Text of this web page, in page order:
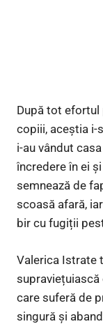
După tot efortul
copiii, aceștia i-
i-au vândut
încredere în ei
semnează de
scoasă afară,
bir cu fugiții
Valerica Istrate
supraviețuiască
care suferă de
singură și